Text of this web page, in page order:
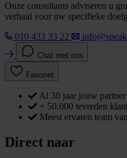
Onze consultants adviseren u
verhaal voor uw specifieke
010 433 33 22
Chat met ons
Favoriet
Al 30 jaar jouw
+ 50.000 tevreden
Meest ervaren team
Direct naar